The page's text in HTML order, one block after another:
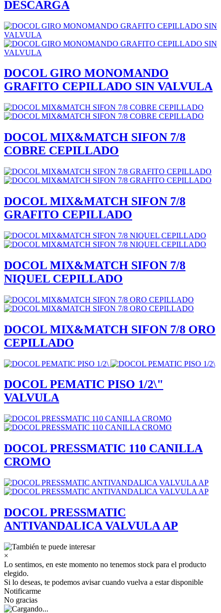
DESCARGA
DOCOL GIRO MONOMANDO
GRAFITO CEPILLADO SIN VALVULA
DOCOL MIX&MATCH SIFON 7/8
COBRE CEPILLADO
DOCOL MIX&MATCH SIFON 7/8
GRAFITO CEPILLADO
DOCOL MIX&MATCH SIFON 7/8
NIQUEL CEPILLADO
DOCOL MIX&MATCH SIFON 7/8 ORO
CEPILLADO
DOCOL PEMATIC PISO 1/2\"
VALVULA
DOCOL PRESSMATIC 110 CANILLA
CROMO
DOCOL PRESSMATIC
ANTIVANDALICA VALVULA AP
×
Lo sentimos, en este momento no tenemos stock para el producto
elegido.
Si lo deseas, te podemos avisar cuando vuelva a estar disponible
Notificarme
No gracias